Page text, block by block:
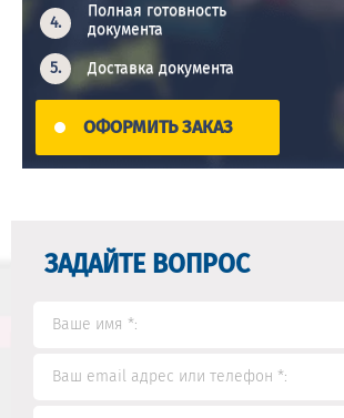
Полная готовность
документа
Доставка документа
ОФОРМИТЬ ЗАКАЗ
ЗАДАЙТЕ ВОПРОС